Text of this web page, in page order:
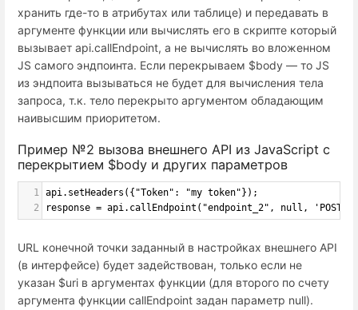
хранить где-то в атрибутах или таблице) и передавать в
аргументе функции или вычислять его в скрипте который
вызывает api.callEndpoint, а не вычислять во вложенном
JS самого эндпоинта. Если перекрываем $body — то JS
из эндпоита вызываться не будет для вычисления тела
запроса, т.к. тело перекрыто аргументом обладающим
наивысшим приоритетом.
Пример №2 вызова внешнего API из JavaScript с
перекрытием $body и других параметров
1
api.setHeaders({"Token": "my token"});
2
response = api.callEndpoint("endpoint_2", null, 'POST',
URL конечной точки заданный в настройках внешнего API
(в интерфейсе) будет задействован, только если не
указан $uri в аргументах функции (для второго по счету
аргумента функции callEndpoint задан параметр null).